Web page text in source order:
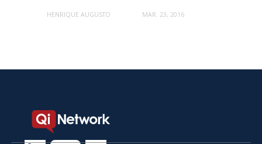
HENRIQUE AUGUSTO MAR. 23, 2016